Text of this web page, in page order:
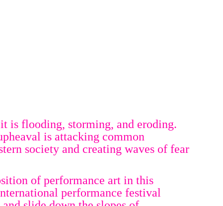
is flooding, storming, and eroding.
is attacking common
society and creating waves of fear
of performance art in this
performance festival